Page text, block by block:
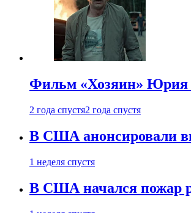
Фильм «Хозяин» Юрия
2 года спустя2 года спустя
В США анонсировали
1 неделя спустя
В США начался пожар